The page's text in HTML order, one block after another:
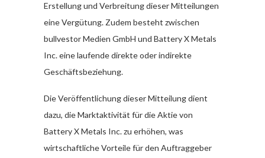
Erstellung und Verbreitung dieser Mitteilungen
eine Vergütung. Zudem besteht zwischen
bullvestor Medien GmbH und Battery X Metals
Inc. eine laufende direkte oder indirekte
Geschäftsbeziehung.
Die Veröffentlichung dieser Mitteilung dient
dazu, die Marktaktivität für die Aktie von
Battery X Metals Inc. zu erhöhen, was
wirtschaftliche Vorteile für den Auftraggeber